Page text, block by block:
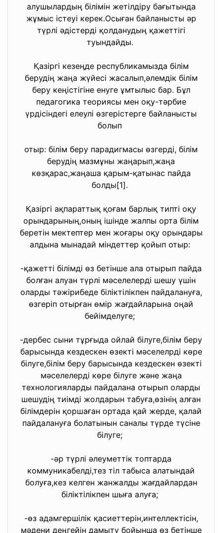
алушылардың білімін жетілдіру бағытында
жұмыс істеуі керек.Осыған байланысты әр
түрлі әдістерді қолданудың қажеттігі
туындайды.
Қазіргі кезеңде республикамызда білім
берудің жаңа жүйесі жасалып,әлемдік білім
беру кеңістігіне енуге ұмтылыс бар. Бұл
педагогика теориясы мен оқу-тәрбие
үрдісіндегі елеулі өзгерістерге байланысты
болып
отыр: білім беру парадигмасы өзгерді, білім
берудің мазмұны жаңарып,жаңа
көзқарас,жаңаша қарым-қатынас пайда
болды[1].
Қазіргі ақпараттық қоғам барлық типті оқу
орындарының,оның ішінде жалпы орта білім
беретін мектептер мен жоғары оқу орындары
алдына мынадай міндеттер қойып отыр:
-қажетті білімді өз бетінше ала отырып пайда
болған алуан түрлі мәселелерді шешу үшін
оларды тәжірибеде біліктілікпен пайдалануға,
өзгеріп отырған өмір жағдайларына оңай
бейімделуге;
-дербес сыни тұрғыда ойлай білуге,білім беру
барысында кездескен өзекті мәселелрді көре
білуге,білім беру барысында кездескен өзекті
мәселелерді көре білуге және жаңа
технологияларды пайдалана отырып оларды
шешудің тиімді жолдарын табуға,өзінің алған
білімдерін қоршаған ортада қай жерде, қалай
пайдалануға болатынын саналы түрде түсіне
білуге;
-әр түрлі әлеуметтік топтарда
коммуникабелді,тез тіл табыса алатындай
болуға,кез келген жанжалды жағдайлардан
біліктілікпен шыға алуға;
-өз адамгершілік қасиеттерін,интеллектісін,
мәдени деңгейін дамыту бойынша өз бетінше